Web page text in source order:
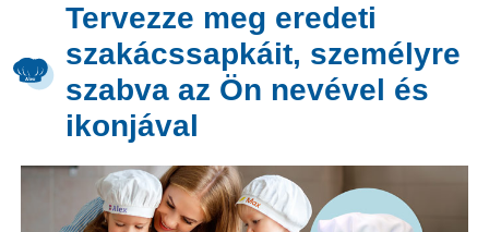
Tervezze meg eredeti
szakácssapkáit, személyre
szabva az Ön nevével és
ikonjával